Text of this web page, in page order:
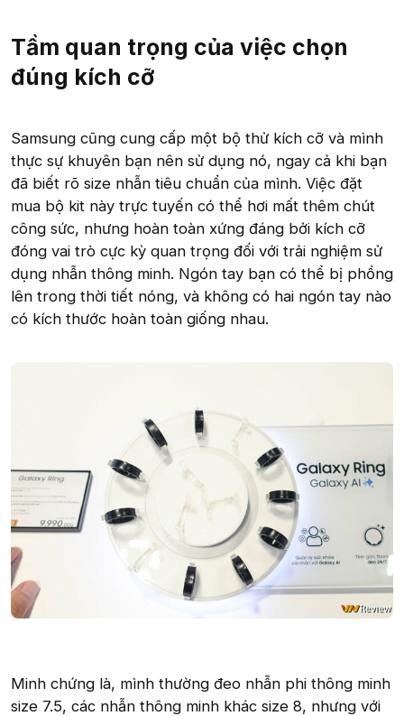
Tầm quan trọng của việc chọn
đúng kích cỡ
Samsung cũng cung cấp một bộ thử kích cỡ và mình
thực sự khuyên bạn nên sử dụng nó, ngay cả khi bạn
đã biết rõ size nhẫn tiêu chuẩn của mình. Việc đặt
mua bộ kit này trực tuyến có thể hơi mất thêm chút
công sức, nhưng hoàn toàn xứng đáng bởi kích cỡ
đóng vai trò cực kỳ quan trọng đối với trải nghiệm sử
dụng nhẫn thông minh. Ngón tay bạn có thể bị phồng
lên trong thời tiết nóng, và không có hai ngón tay nào
có kích thước hoàn toàn giống nhau.
Minh chứng là, mình thường đeo nhẫn phi thông minh
size 7.5, các nhẫn thông minh khác size 8, nhưng với